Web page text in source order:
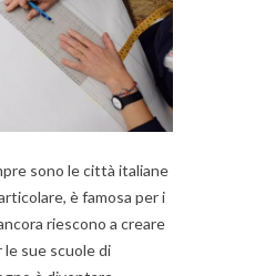
sono le città italiane
è famosa per i
riescono a creare
le sue scuole di